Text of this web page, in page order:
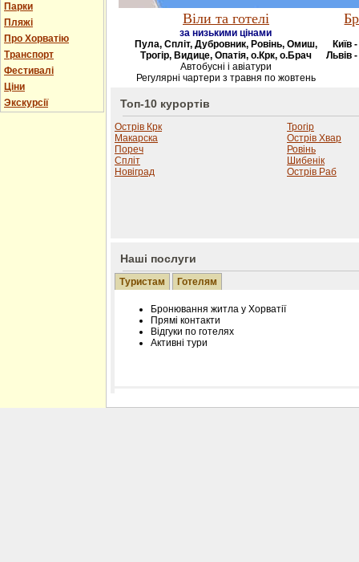
Парки
Пляжі
Про Хорватію
Транспорт
Фестивалі
Ціни
Экскурсії
Віли та готелі
за низькими цінами
Пула, Спліт, Дубровник, Ровінь, Омиш,
Трогір, Видице, Опатія, о.Крк, о.Брач
Автобусні і авіатури
Регулярні чартери з травня по жовтень
Київ
Львів
Топ-10 курортів
Острів Крк
Макарска
Пореч
Спліт
Новіград
Трогір
Острів Хвар
Ровінь
Шибенік
Острів Раб
Наші послуги
Туристам Готелям
Бронювання житла у Хорватії
Прямі контакти
Відгуки по готелях
Активні тури
Розміщення інформації про готель на